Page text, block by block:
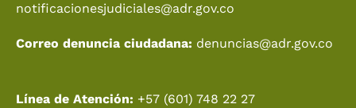
notificacionesjudiciales@adr.gov.co
Correo denuncia ciudadana: denuncias@adr.gov.co
Línea de Atención: +57 (601) 748 22 27